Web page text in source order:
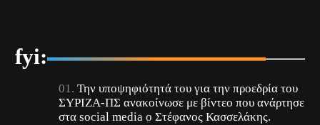
fyi:
Την υποψηφιότητά του για την προεδρία του
ΣΥΡΙΖΑ-ΠΣ ανακοίνωσε με βίντεο που ανάρτησε
στα social media ο Στέφανος Κασσελάκης.